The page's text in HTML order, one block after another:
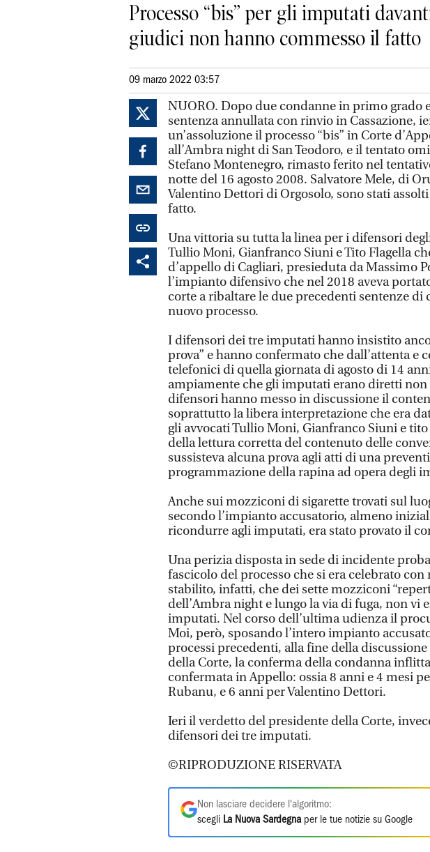
Processo “bis” per gli imputati
giudici non hanno commesso il fatto
09 marzo 2022 03:57
NUORO. Dopo due condanne in primo grado
sentenza annullata con rinvio in Cassazione,
un’assoluzione il processo “bis” in Corte
all’Ambra night di San Teodoro, e il tentato
Stefano Montenegro, rimasto ferito nel
notte del 16 agosto 2008. Salvatore Mele, di
Valentino Dettori di Orgosolo, sono stati
fatto.
Una vittoria su tutta la linea per i difensori
Tullio Moni, Gianfranco Siuni e Tito Flagella
d’appello di Cagliari, presieduta da Massimo
l’impianto difensivo che nel 2018 aveva
corte a ribaltare le due precedenti sentenze di
nuovo processo.
I difensori dei tre imputati hanno insistito
prova” e hanno confermato che dall’attenta e
telefonici di quella giornata di agosto di 14
ampiamente che gli imputati erano diretti non
difensori hanno messo in discussione il
soprattutto la libera interpretazione che era
gli avvocati Tullio Moni, Gianfranco Siuni e
della lettura corretta del contenuto delle
sussisteva alcuna prova agli atti di una
programmazione della rapina ad opera degli
Anche sui mozziconi di sigarette trovati sul
secondo l’impianto accusatorio, almeno
ricondurre agli imputati, era stato provato il
Una perizia disposta in sede di incidente
fascicolo del processo che si era celebrato con
stabilito, infatti, che dei sette mozziconi
dell’Ambra night e lungo la via di fuga, non vi
imputati. Nel corso dell’ultima udienza il
Moi, però, sposando l’intero impianto
processi precedenti, alla fine della
della Corte, la conferma della condanna
confermata in Appello: ossia 8 anni e 4 mesi
Rubanu, e 6 anni per Valentino Dettori.
Ieri il verdetto del presidente della Corte,
difensori dei tre imputati.
©RIPRODUZIONE RISERVATA
Non lasciare decidere l'algoritmo:
scegli La Nuova Sardegna per le tue notizie su Google